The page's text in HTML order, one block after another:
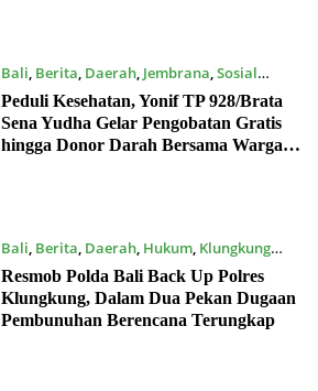
Bali, Berita, Daerah, Jembrana,Sosial
17/07/2026
Peduli Kesehatan, Yonif TP 928/Brata
Sena Yudha Gelar Pengobatan Gratis
hingga Donor Darah Bersama Warga
Bali, Berita, Daerah, Hukum, Klungkung
17/07/2026
Resmob Polda Bali Back Up Polres
Klungkung, Dalam Dua Pekan Dugaan
Pembunuhan Berencana Terungkap